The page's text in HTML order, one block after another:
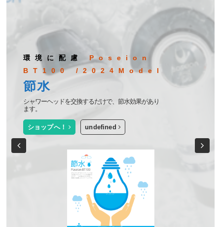
スキンケア
BT100 /2024Model
お肌の色の変化
水野分子が細かくなったお水で洗顔することにより